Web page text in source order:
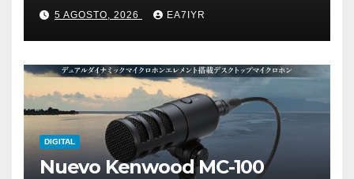
5 AGOSTO, 2026 EA7IYR
DIGITAL
Nuevo Kenwood MC-100